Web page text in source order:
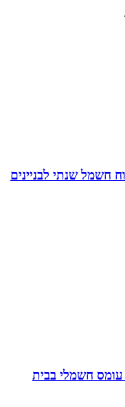
חשמל שנתי לבניינים
חשמלי בבית